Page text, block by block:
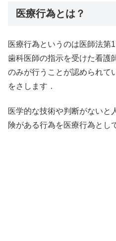
医療行為とは？
医療行為というのは医師法第
歯科医師の指示を受けた看護
のみが行うことが認められて
をさします．
医学的な技術や判断がないと
険がある行為を医療行為とし